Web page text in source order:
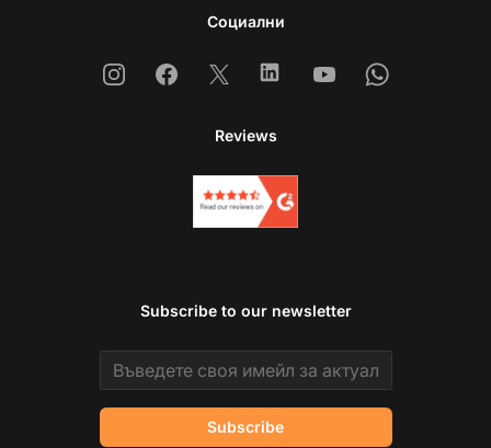
Социални
InstagramFacebook
X LinkedinYoutubeWhatsapp
Reviews
Subscribe to our newsletter
Email address
Subscribe